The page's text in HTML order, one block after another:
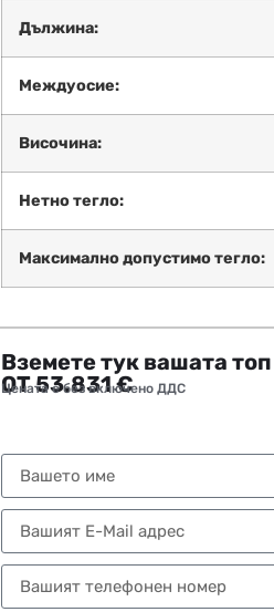
Дължина:
Междуосие:
Височина:
Нетно тегло:
Максимално допустимо тегло:
Вземете тук вашата
ОТ53.831€
Цената е без включено ДДС